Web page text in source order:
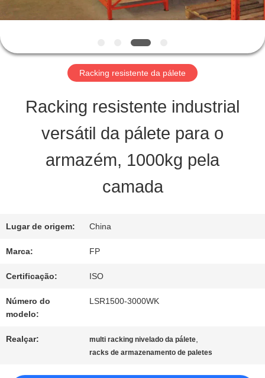
CONTROLE
QUALIDADE
FALE
CONOSCO
MAPA
DO
SITE
PRIVACY
Racking resistente da pálete
Racking resistente industrial
versátil da pálete para o
armazém, 1000kg pela
camada
Lugar de origem: China
Marca: FP
Certificação: ISO
Número do
modelo:
LSR1500-3000WK
Realçar: multi racking nivelado da pálete,
racks de armazenamento de paletes